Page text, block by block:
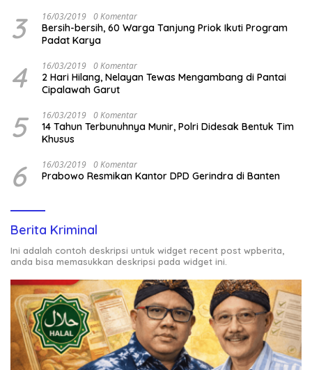
3 16/03/2019 0 Komentar
Bersih-bersih, 60 Warga Tanjung Priok Ikuti Program
Padat Karya
4 16/03/2019 0 Komentar
2 Hari Hilang, Nelayan Tewas Mengambang di Pantai
Cipalawah Garut
5 16/03/2019 0 Komentar
14 Tahun Terbunuhnya Munir, Polri Didesak Bentuk Tim
Khusus
6 16/03/2019 0 Komentar
Prabowo Resmikan Kantor DPD Gerindra di Banten
Berita Kriminal
Ini adalah contoh deskripsi untuk widget recent post wpberita,
anda bisa memasukkan deskripsi pada widget ini.